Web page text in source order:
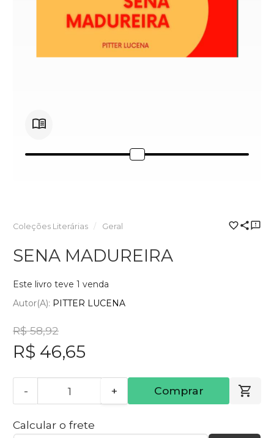
Coleções Literárias Geral
SENA MADUREIRA
Este livro teve 1 venda
Autor(a): PITTER LUCENA
R$ 58,92
R$ 46,65
- + Comprar
Calcular o frete